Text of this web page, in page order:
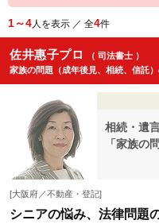
1～4人を表示 ／ 全4件
佐井惠子プロ
（ 司法書士 ）
家族の問題（成年後見、相続、信託
相続・遺
「家族の
[大阪府／不動産・登記]
シニアの悩み、法律問題